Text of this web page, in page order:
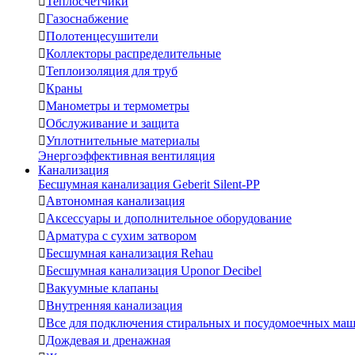
Газоснабжение
Полотенцесушители
Коллекторы распределительные
Теплоизоляция для труб
Краны
Манометры и термометры
Обслуживание и защита
Уплотнительные материалы
Энергоэффективная вентиляция
Канализация
Бесшумная канализация Geberit Silent-PP
Автономная канализация
Аксессуары и дополнительное оборудование
Арматура с сухим затвором
Бесшумная канализация Rehau
Бесшумная канализация Uponor Decibel
Вакуумные клапаны
Внутренняя канализация
Все для подключения стиральных и посудомоечных
Дождевая и дренажная